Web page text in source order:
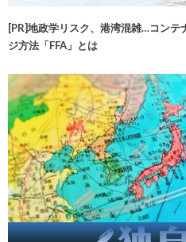
[PR]地政学リスク、港湾混雑…コンテ
ジ方法「FFA」とは